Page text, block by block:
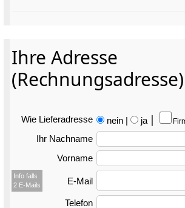
Ihre Adresse
(Rechnungsadresse)
Wie Liefer­adresse nein | ja
Ihr Nachname
Vorname
Info falls
2 E-Mails
E-Mail
Telefon